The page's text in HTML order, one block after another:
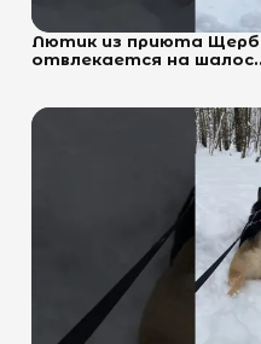
Лютик из приюта
отвлекается на